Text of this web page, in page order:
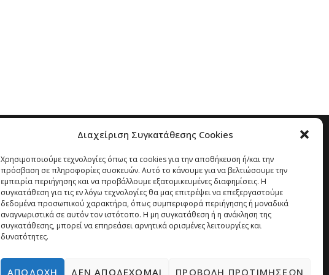
Διαχείριση Συγκατάθεσης Cookies
Χρησιμοποιούμε τεχνολογίες όπως τα cookies για την αποθήκευση ή/και την
πρόσβαση σε πληροφορίες συσκευών. Αυτό το κάνουμε για να βελτιώσουμε την
εμπειρία περιήγησης και να προβάλλουμε εξατομικευμένες διαφημίσεις. Η
συγκατάθεση για τις εν λόγω τεχνολογίες θα μας επιτρέψει να επεξεργαστούμε
δεδομένα προσωπικού χαρακτήρα, όπως συμπεριφορά περιήγησης ή μοναδικά
αναγνωριστικά σε αυτόν τον ιστότοπο. Η μη συγκατάθεση ή η ανάκληση της
συγκατάθεσης, μπορεί να επηρεάσει αρνητικά ορισμένες λειτουργίες και
δυνατότητες.
ΑΠΟΔΟΧΉ ΔΕΝ ΑΠΟΔΈΧΟΜΑΙ ΠΡΟΒΟΛΉ ΠΡΟΤΙΜΉΣΕΩΝ